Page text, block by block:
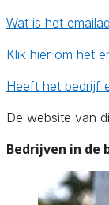
Wat is het
Klik hier om het
Heeft het bedrijf
De website van
Bedrijven in de